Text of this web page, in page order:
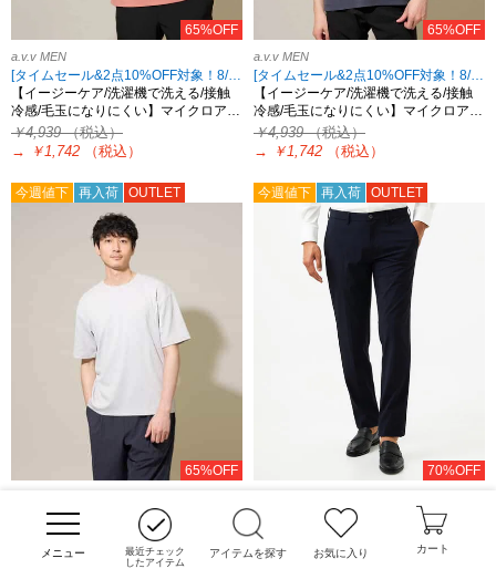
最近チェック
したアイテム
アイテムを探す お気に入り カート
65%OFF
a.v.v MEN
[タイムセール&2点10%OFF対象！8/17 8:59まで]
【イージーケア/洗濯機で洗える/接触
冷感/毛玉になりにくい】マイクロア…
￥4,939（税込）
→
￥1,742 （税込）
65%OFF
a.v.v MEN
[タイムセール&2点10%OFF対象！8/17 8:59まで]
【イージーケア/洗濯機で洗える/接触
冷感/毛玉になりにくい】マイクロア…
￥4,939（税込）
→
￥1,742 （税込）
今週値下 再入荷 OUTLET
65%OFF
[タイムセール&2点10%OFF対象！8/17 8:59まで]
【イージーケア/洗濯機で洗える/接触
冷感/毛玉になりにくい】マイクロア…
今週値下 再入荷 OUTLET
70%OFF
【セットアップ】トリコットテーパー
ドパンツ